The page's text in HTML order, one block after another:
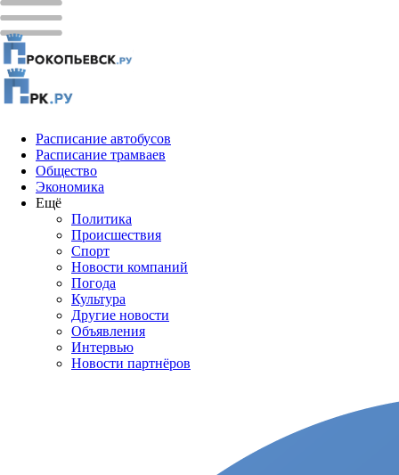
Расписание автобусов
Расписание трамваев
Общество
Экономика
Ещё
Политика
Проиcшествия
Спорт
Новости компаний
Погода
Культура
Другие новости
Объявления
Интервью
Новости партнёров